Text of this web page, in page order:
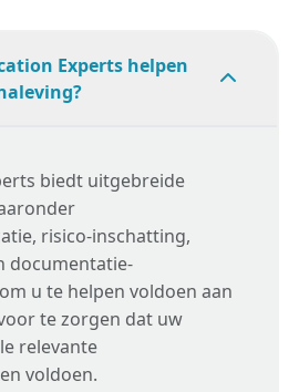
Experts helpen
biedt uitgebreide
risico-inschatting,
documentatie-
u te helpen voldoen aan
te zorgen dat uw
relevante
voldoen.